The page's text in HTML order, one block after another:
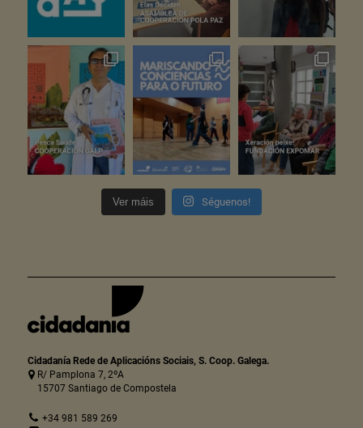
Ver máis Séguenos!
Cidadanía Rede de Aplicacións Sociais, S. Coop. Galega.
R/ Pamplona 7, 2ºA
15707 Santiago de Compostela
+34 981 589 269